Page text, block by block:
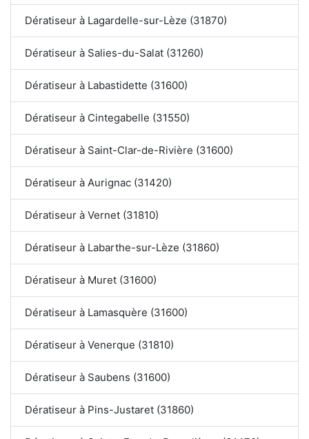
Dératiseur à Lagardelle-sur-Lèze (31870)
Dératiseur à Salies-du-Salat (31260)
Dératiseur à Labastidette (31600)
Dératiseur à Cintegabelle (31550)
Dératiseur à Saint-Clar-de-Rivière (31600)
Dératiseur à Aurignac (31420)
Dératiseur à Vernet (31810)
Dératiseur à Labarthe-sur-Lèze (31860)
Dératiseur à Muret (31600)
Dératiseur à Lamasquère (31600)
Dératiseur à Venerque (31810)
Dératiseur à Saubens (31600)
Dératiseur à Pins-Justaret (31860)